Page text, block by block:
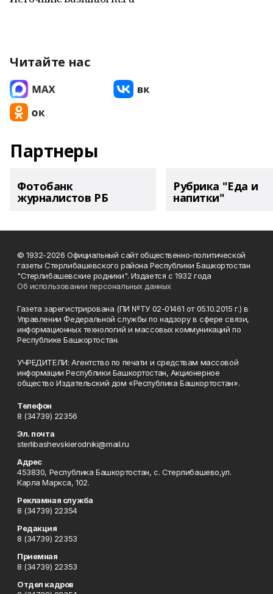
Читайте нас
Партнеры
Фотобанк
журналистов РБ
Рубрика "Еда и
напитки"
© 1932-2026 Официальный сайт общественно-политической
газеты Стерлибашевского района Республики Башкортостан
"Стерлибашевские родники". Издается с 1932 года
Об использовании персональных данных
Газета зарегистрирована (ПИ №ТУ 02-01461 от 05.10.2015 г.) в
Управлении Федеральной службы по надзору в сфере связи,
информационных технологий и массовых коммуникаций по
Республике Башкортостан.
УЧРЕДИТЕЛИ: Агентство по печати и средствам массовой
информации Республики Башкортостан, Акционерное
общество Издательский дом «Республика Башкортостан».
Телефон
8 (34739) 22356
Эл. почта
sterlibashevskierodniki@mail.ru
Адрес
453830, Республика Башкортостан, c. Стерлибашево,ул.
Карла Маркса, 102.
Рекламная служба
8 (34739) 22354
Редакция
8 (34739) 22353
Приемная
8 (34739) 22353
Отдел кадров